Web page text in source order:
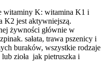
witaminy K: witamina K1 i
K2 jest aktywniejszą.
żywności głównie w
sałata, trawa pszenicy i
buraków, wszystkie rodzaje
zioła jak pietruszka i